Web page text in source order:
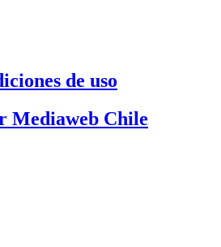
de uso
Mediaweb Chile